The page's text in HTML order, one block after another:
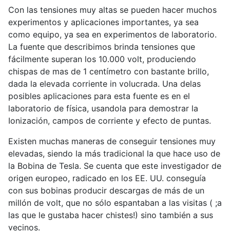
Con las tensiones muy altas se pueden hacer muchos
experimentos y aplicaciones importantes, ya sea
como equipo, ya sea en experimentos de laboratorio.
La fuente que describimos brinda tensiones que
fácilmente superan los 10.000 volt, produciendo
chispas de mas de 1 centímetro con bastante brillo,
dada la elevada corriente in volucrada. Una delas
posibles aplicaciones para esta fuente es en el
laboratorio de física, usandola para demostrar la
Ionización, campos de corriente y efecto de puntas.
Existen muchas maneras de conseguir tensiones muy
elevadas, siendo la más tradicional la que hace uso de
la Bobina de Tesla. Se cuenta que este investigador de
origen europeo, radicado en los EE. UU. conseguía
con sus bobinas producir descargas de más de un
millón de volt, que no sólo espantaban a las visitas ( ;a
las que le gustaba hacer chistes!) sino también a sus
vecinos.